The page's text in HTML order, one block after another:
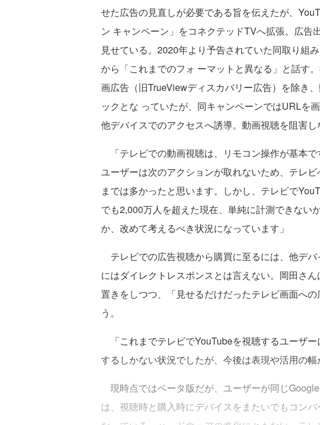
せた広告の見直しが必要である旨を伝えたが、
ン キャンペーン」をコネクテッドTVへ拡張。広告
見せている。2020年より予告されていた同取り組
から「これまでのフォ ーマットと異なる」と話す
画広告（旧TrueViewディスカバリー広告）を除き
ックとな っていたが、同キャンペーンではURLを
他デバイスでのアクセスへ誘導。動画視聴を阻害し
「テレビでの動画視聴は、リモコン操作が基本
ユーザーは次のアクションが取れないため、テレ
までは多かったと思います。しかし、テレビで
でも2,000万人を超えた現在、単純に計測できない
か、改めて考えるべき状況になっています」
テレビでの広告視聴から購買に至るには、他デ
にはダイレクトレスポンスとは言えない。岡田さ
置きをしつつ、「見せるだけだったテレビ画面へ
う。
「これまでテレビでYouTubeを視聴するユーザ
するしかない状況でしたが、今後は表現や活用の幅
現時点ではベータ版だが、ユーザーが同じ
は、視聴時と購入時にデバイスをまたいでもコン